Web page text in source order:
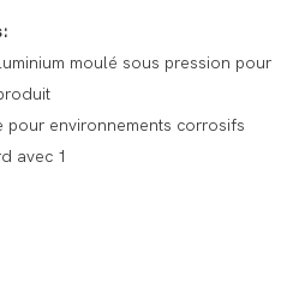
moulé sous pression pour
pour environnements corrosifs
avec 1